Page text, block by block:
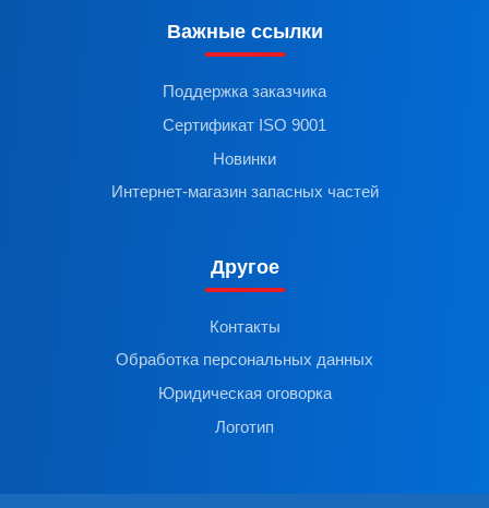
Важные ссылки
Поддержка заказчика
Сертификат ISO 9001
Новинки
Интернет-магазин запасных частей
Другое
Контакты
Обработка персональных данных
Юридическая оговорка
Логотип